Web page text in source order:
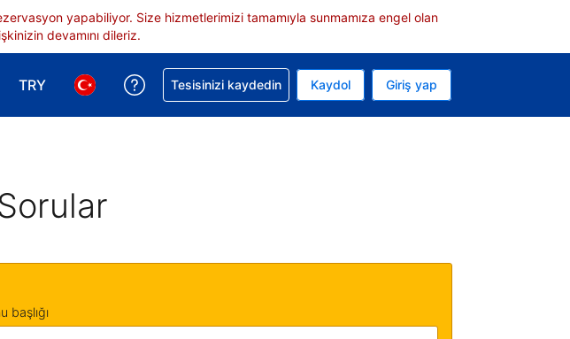
yapabiliyor. Size hizmetlerimizi tamamıyla sunmamıza engel olan
devamını dileriz.
TRY
Para birimi seçimi yap. Mevcut para biriminiz Türk lirası
Dil seçimi yap. Mevcut diliniz Türkçe
Rezervasyonunuzla ilgili yardım alın
Tesisinizi kaydedin Kaydol Giriş yap
başlığı